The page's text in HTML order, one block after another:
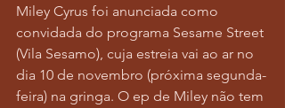
Miley Cyrus foi anunciada como
convidada do programa Sesame Street
(Vila Sesamo), cuja estreia vai ao ar no
dia 10 de novembro (próxima segunda-
feira) na gringa. O ep de Miley não tem